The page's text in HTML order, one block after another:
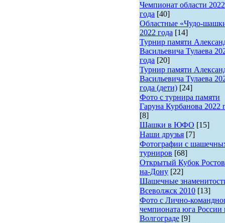
Чемпионат области 2022
года [40]
Областные «Чудо-
2022 года [14]
Турнир памяти
Васильевича Тулаева
года [20]
Турнир памяти
Васильевича Тулаева
года (дети) [24]
Фото с турнира памяти
Гаруна Курбанова 2022
[8]
Шашки в ЮФО [15]
Наши друзья [7]
Фотографии с
турниров [68]
Открытый Кубок
на-Дону [22]
Шашечные
Всеволжск 2010 [13]
Фото с Лично-
чемпионата юга России
Волгограде [9]